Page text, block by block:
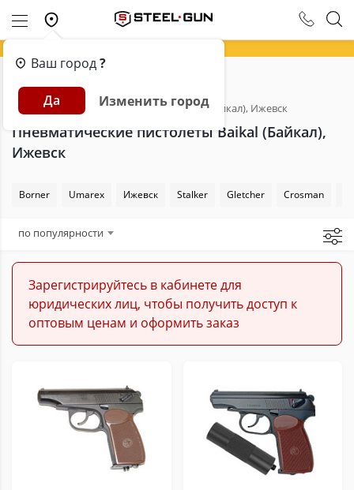
Ваш город?
Да Изменить город
Главная Каталог
Пневматические пистолеты
Baikal (Байкал), Ижевск
Пневматические пистолеты Baikal (Байкал),
Ижевск
Borner Umarex Ижевск Stalker Gletcher Crosman
по популярности
Зарегистрируйтесь в кабинете для
юридических лиц, чтобы получить доступ к
оптовым ценам и оформить заказ